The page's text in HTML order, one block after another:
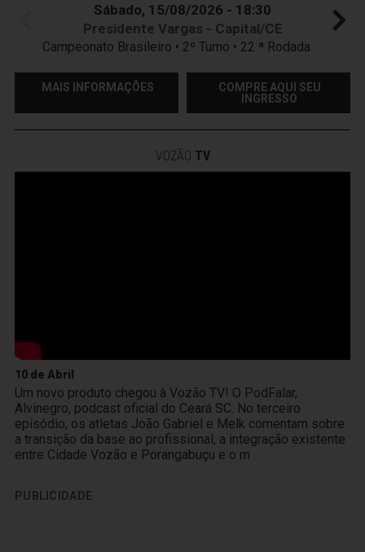
Sábado, 15/08/2026 - 18:30
Presidente Vargas - Capital/CE
Campeonato Brasileiro • 2º Turno • 22 ª Rodada
MAIS INFORMAÇÕES
COMPRE AQUI SEU
INGRESSO
VOZÃO TV
10 de Abril
Um novo produto chegou à Vozão TV! O PodFalar,
Alvinegro, podcast oficial do Ceará SC. No terceiro
episódio, os atletas João Gabriel e Melk comentam sobre
a transição da base ao profissional, a integração existente
entre Cidade Vozão e Porangabuçu e o m
PUBLICIDADE